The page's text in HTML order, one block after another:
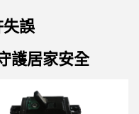
失誤
護居家安全